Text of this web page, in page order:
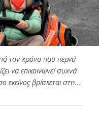
τον χρόνο που περνά
να επικοινωνεί συχνά
εκείνος βρίσκεται στη…